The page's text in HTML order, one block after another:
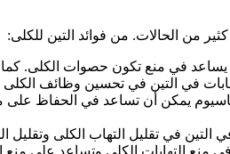
من الحالات. من فوائد التين للكلى:
في منع تكون حصوات الكلى.
في التين في تحسين وظائف الكلى
يمكن أن تساعد في الحفاظ
التين في تقليل التهاب الكلى
التهابات الكلى وتساعد على منع